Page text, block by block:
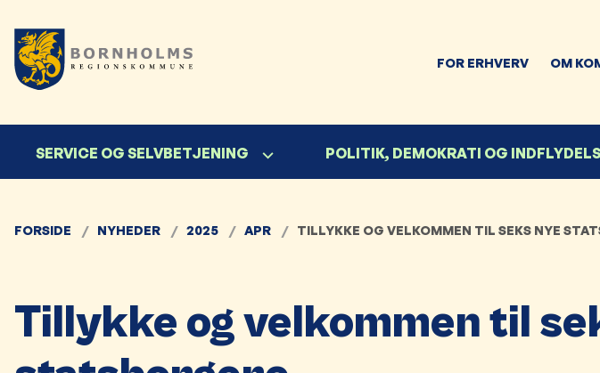
FOR ERHVERV OM
SERVICE OG SELVBETJENING POLITIK, DEMOKRATI OG
FORSIDE NYHEDER 2025 APR TILLYKKE OG VELKOMMEN TIL SEKS NYE
Tillykke og velkommen til